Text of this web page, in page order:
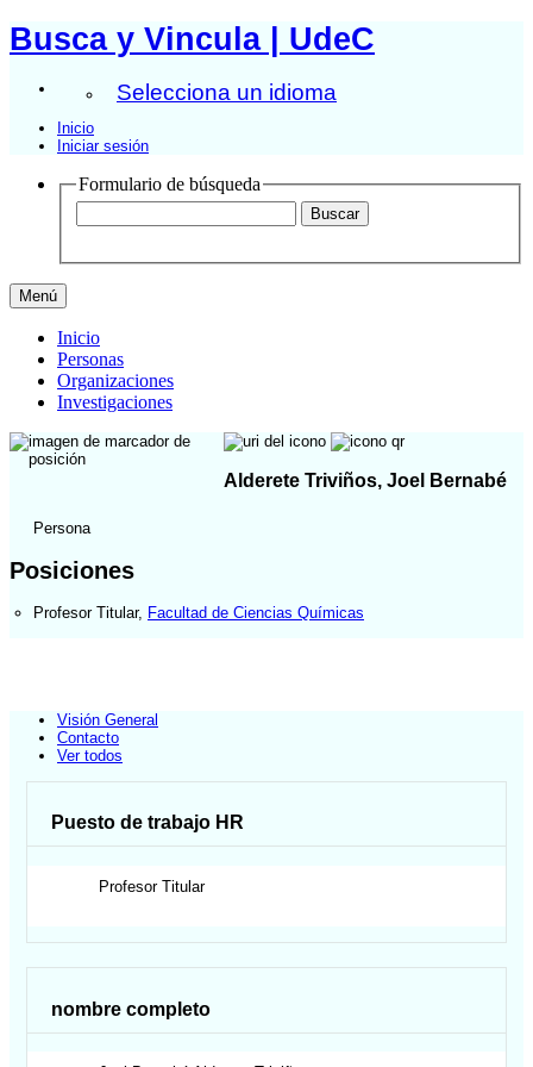
Busca y Vincula | UdeC
Selecciona un idioma
Inicio
Iniciar sesión
Formulario de búsqueda
Menú
Inicio
Personas
Organizaciones
Investigaciones
Alderete Triviños, Joel Bernabé
Persona
Posiciones
Profesor Titular, Facultad de Ciencias Químicas
Visión General
Contacto
Ver todos
Puesto de trabajo HR
Profesor Titular
nombre completo